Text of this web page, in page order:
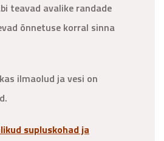
teavad avalike randade
õnnetuse korral sinna
ilmaolud ja vesi on
supluskohad ja